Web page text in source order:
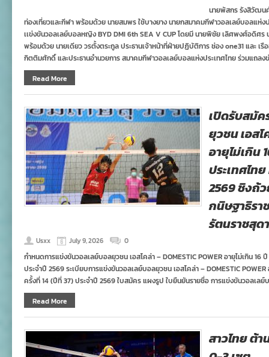
นายพัสกร รังสิวัฒนศั
ท่องเที่ยวและกีฬา พร้อมด้วย นายสมพร ใช้บางยาง นายกสมาคมกีฬาวอลเลย์บอลแห่งป
เเข่งขันวอลเลย์บอลหญิง BYD DMI 6th SEA V CUP โดยมี นายพิชัย เลิศพงศ์อดิศร
พร้อมด้วย นายเดียว วรตั้งตระกูล ประธานเจ้าหน้าที่ฝ่ายปฏิบัติการ ช่อง one31 และ เรื
กิตติมศักดิ์ และประธานอำนวยการ สมาคมกีฬาวอลเลย์บอลแห่งประเทศไทย ร่วมแถล
Read More
เปิดรับสมัค
ยุวชน เอสโ
อายุไม่เกิน
ประเทศไท
2569 ชิงถ้
กนิษฐาธิรา
รัตนราชสุด
Usxx July 9, 2026 0
กำหนดการแข่งขันวอลเลย์บอลยุวชน เอสโคล่า – DOMESTIC POWER อายุไม่เกิน 16
ประจำปี 2569 ระเบียบการแข่งขันวอลเลย์บอลยุวชน เอสโคล่า – DOMESTIC
ครั้งที่ 14 (ปีที่ 37) ประจำปี 2569 ใบสมัคร แผงรูป ใบยืนยันรายชื่อ การแข่งขันวอลเลย์
Read More
สาวไทย ต้า